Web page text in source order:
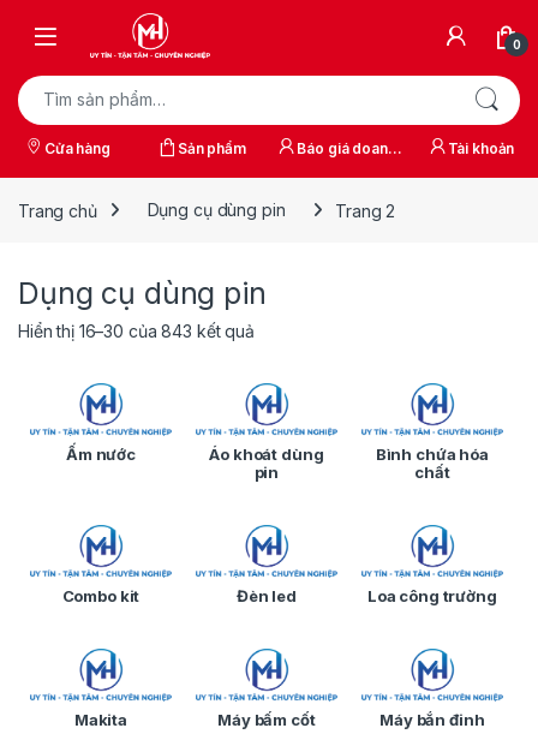
0
Tìm kiếm:
Cửa hàng Sản phẩm
Báo giá doanh
Tài khoản
Trang chủ Dụng cụ dùng pin Trang 2
Dụng cụ dùng pin
Hiển thị 16–30 của 843 kết quả
Ấm nước
Áo khoát dùng
pin
Bình chứa hóa
chất
Combo kit Đèn led Loa công trường
Makita Máy bấm cốt Máy bắn đinh